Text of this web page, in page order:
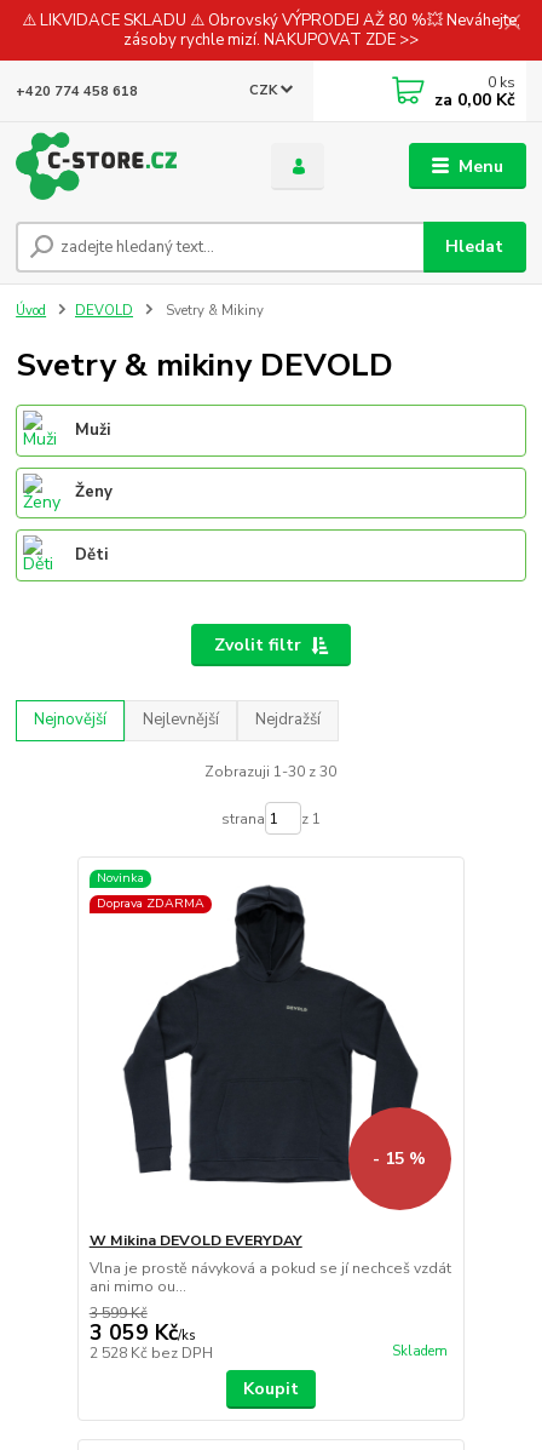
⚠️ LIKVIDACE SKLADU ⚠️ Obrovský VÝPRODEJ AŽ 80 %💥 Neváhejte,
zásoby rychle mizí. NAKUPOVAT ZDE >>
Menu
CZK
Hledat
+420 774 458 618 0 ks
za 0,00 Kč
Úvod DEVOLD Svetry & Mikiny
Svetry & mikiny DEVOLD
Muži
Ženy
Děti
Zvolit filtr
Nejnovější Nejlevnější Nejdražší
Zobrazuji 1-30 z 30
strana z 1
Novinka
Doprava ZDARMA
- 15 %
W Mikina DEVOLD EVERYDAY
Vlna je prostě návyková a pokud se jí nechceš vzdát
ani mimo ou...
3 599 Kč
3 059 Kč/ks
2 528 Kč bez DPH Skladem
Koupit